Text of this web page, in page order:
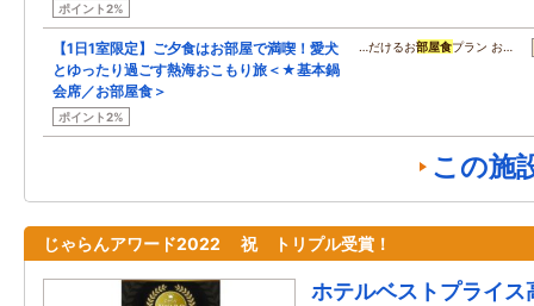
ポイント2%
【1日1室限定】ご夕食はお部屋で満喫！愛犬
とゆったり過ごす熱海おこもり旅＜★基本鍋
会席／お部屋食＞
ポイント2%
…だけるお部屋食プラン お…
この施
じゃらんアワード2022 祝 トリプル受賞！
ホテルベストプライス